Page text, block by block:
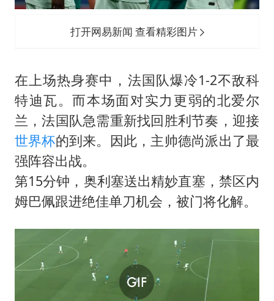
打开网易新闻 查看精彩图片
在上场热身赛中，法国队爆冷1-2不敌科
特迪瓦。而本场面对实力更弱的北爱尔
兰，法国队急需重新找回胜利节奏，迎接
世界杯的到来。因此，主帅德尚派出了最
强阵容出战。
第15分钟，奥利塞送出精妙直塞，禁区内
姆巴佩跟进绝佳单刀机会，被门将化解。